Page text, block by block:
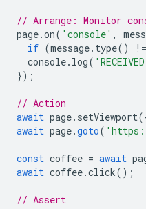
// Arrange: Monitor
page.on( 'console' ,
if (message. type() !=
console. log(
});
// Action
await page. setViewport
await page.goto(
const coffee = await
await coffee.click();
// Assert